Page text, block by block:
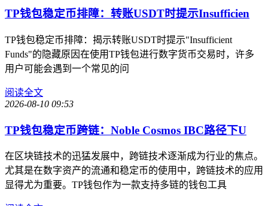
TP钱包稳定币排障：转账USDT时提示Insufficien
TP钱包稳定币排障：揭示转账USDT时提示"Insufficient
Funds"的隐藏原因在使用TP钱包进行数字货币交易时，许多
用户可能会遇到一个常见的问
阅读全文
2026-08-10 09:53
TP钱包稳定币跨链：Noble Cosmos IBC路径下U
在区块链技术的迅猛发展中，跨链技术逐渐成为行业的焦点。
尤其是在数字资产的流通和稳定币的使用中，跨链技术的应用
显得尤为重要。TP钱包作为一款支持多链的钱包工具